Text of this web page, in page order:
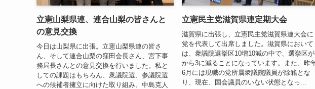
立憲山梨県連、連合山梨の皆さんと
の意見交換
今日は山梨県に出張。立憲山梨県連の皆さ
ん、そして連合山梨の窪田会長さん、宮下事
務局長さんとの意見交換を行いました。私と
しての課題はもちろん、衆議院選、参議院選
への候補者擁立に向けた取り組み。中島克人
立憲民主党滋賀県連定期大会
滋賀県に出張し、立憲民主党滋賀県連大会に
党を代表して出席しました。滋賀県において
は、衆議院選挙区10増10減の中で、選挙区
から3に減ることになっています。また、昨
6月には現職の党所属衆議院議員が除籍とな
り、現在、国会議員のいない状態となっ...